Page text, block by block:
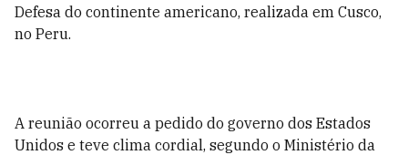
Defesa do continente americano, realizada em Cusco,
no Peru.
A reunião ocorreu a pedido do governo dos Estados
Unidos e teve clima cordial, segundo o Ministério da